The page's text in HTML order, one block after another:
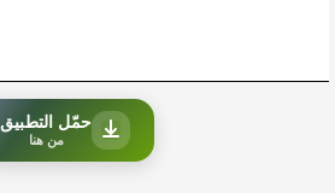
حمّل التطبيق
من هنا